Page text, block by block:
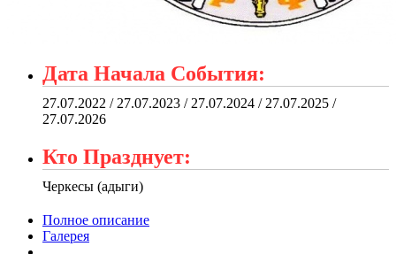
Дата Начала События:
27.07.2022 / 27.07.2023 / 27.07.2024 / 27.07.2025 /
27.07.2026
Кто Празднует:
Черкесы (адыги)
Полное описание
Галерея